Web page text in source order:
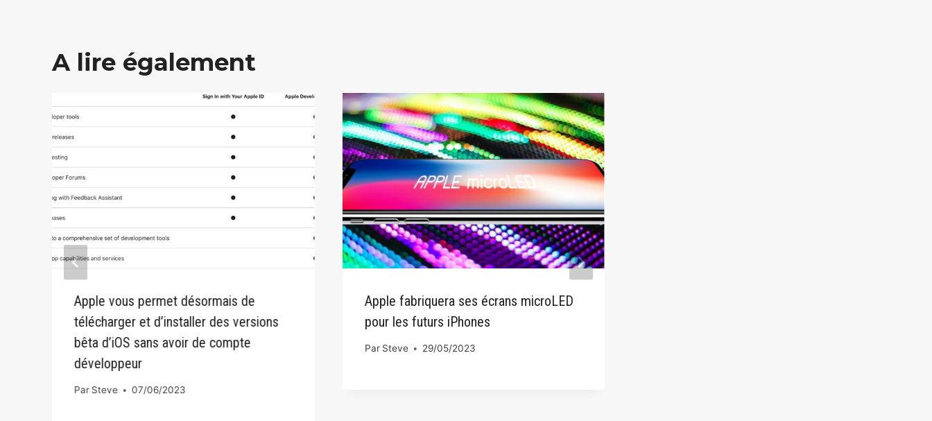
A lire également
Apple vous permet désormais de
télécharger et d’installer des versions
bêta d’iOS sans avoir de compte
développeur
ParSteve 07/06/2023
Apple fabriquera ses écrans microLED
pour les futurs iPhones
Par Steve 29/05/2023